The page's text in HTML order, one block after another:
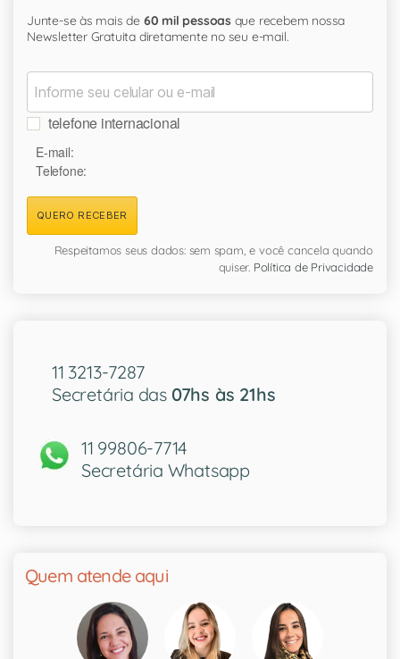
Junte-se às mais de 60 mil pessoasque recebem nossa
Newsletter Gratuita diretamente no seu e-mail.
telefone internacional
E-mail:
Telefone:
QUERO RECEBER
Respeitamos seus dados: sem spam, e você cancela quando
quiser. Política de Privacidade
11 3213-7287
Secretária das 07hs às 21hs
11 99806-7714
Secretária Whatsapp
Quem atende aqui